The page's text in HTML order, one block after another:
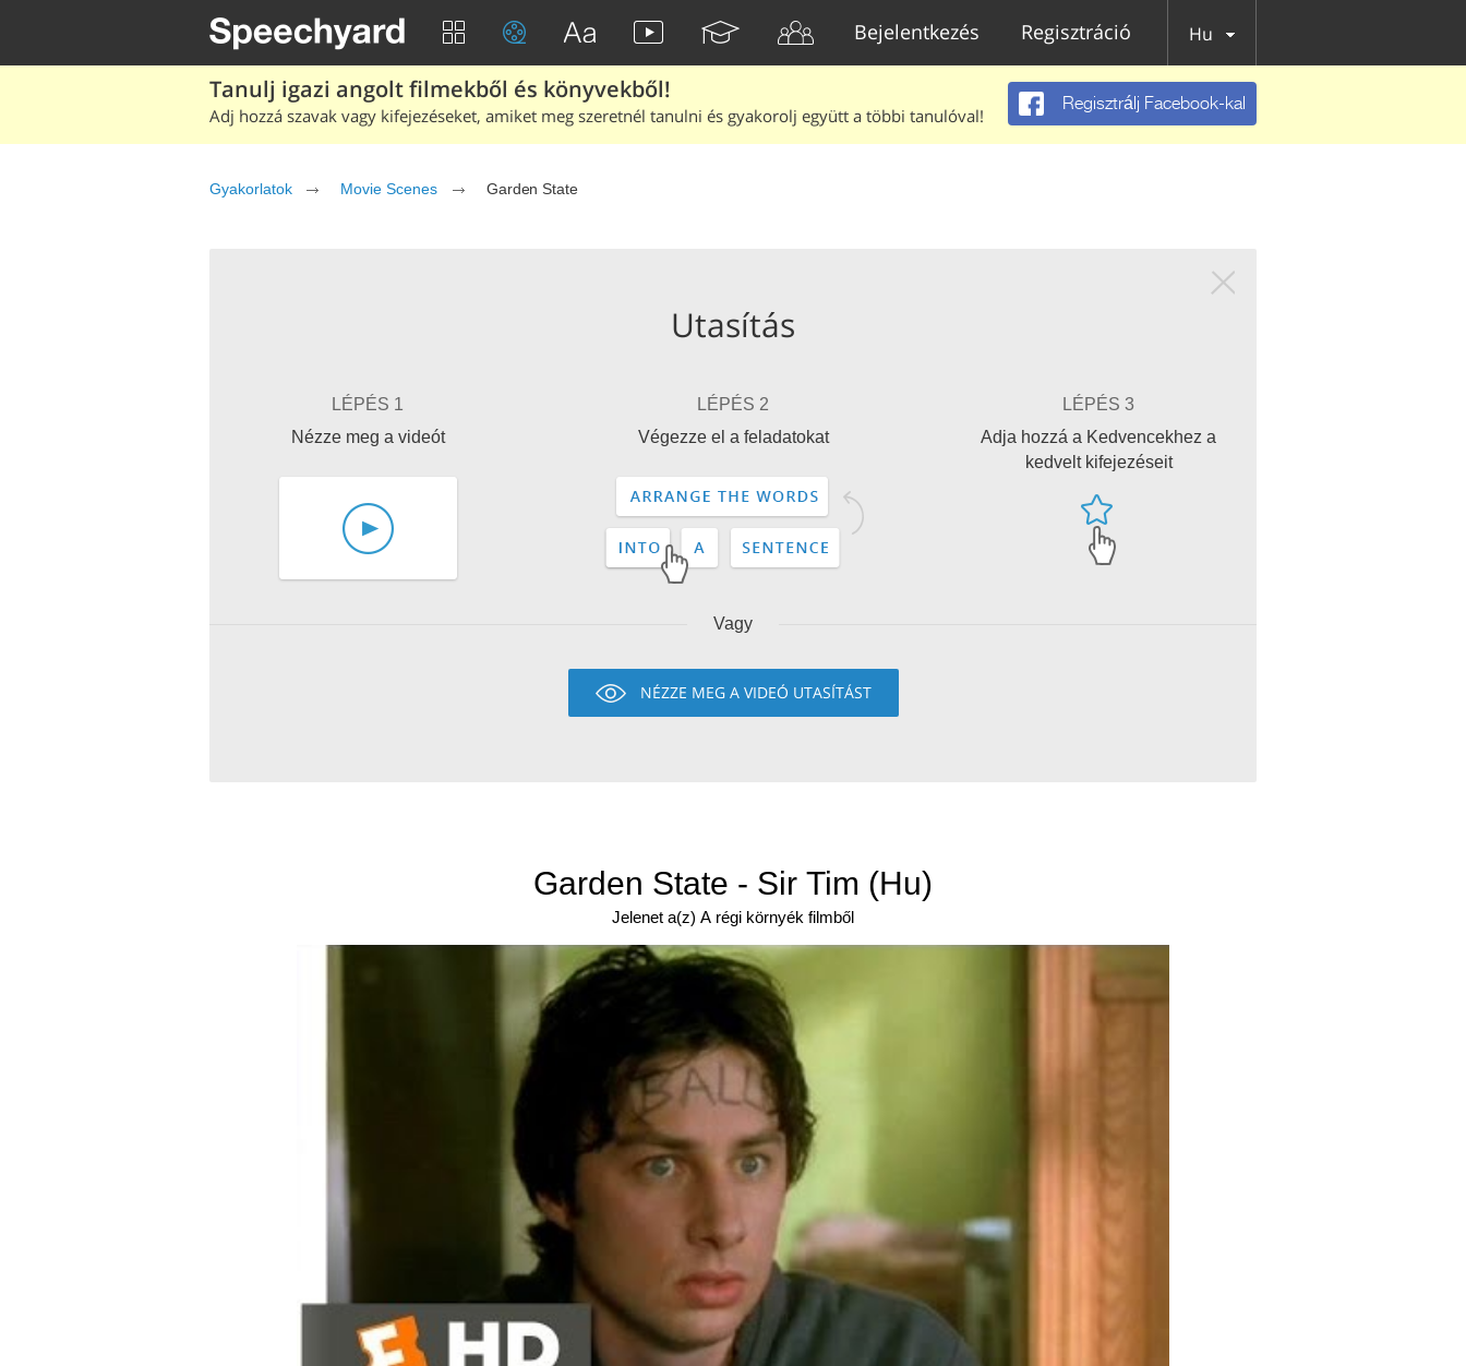
Bejelentkezés Regisztráció Hu
Tanulj igazi angolt filmekből és könyvekből!
Adj hozzá szavak vagy kifejezéseket, amiket meg szeretnél tanulni és gyakorolj együtt a többi tanulóval!
Regisztrálj Facebook-kal
Gyakorlatok Movie Scenes Garden State
Utasítás
LÉPÉS 1
Nézze meg a videót
LÉPÉS 2
Végezze el a feladatokat
LÉPÉS 3
Adja hozzá a Kedvencekhez a
kedvelt kifejezéseit
Vagy
NÉZZE MEG A VIDEÓ UTASÍTÁST
Garden State - Sir Tim (Hu)
Jelenet a(z) A régi környék filmből